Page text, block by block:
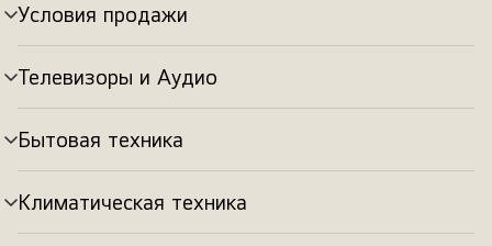
Условия продажи
Переключатель
меню
Телевизоры и Аудио
Переключатель
меню
Бытовая техника
Переключатель
меню
Климатическая техника
Переключатель
меню